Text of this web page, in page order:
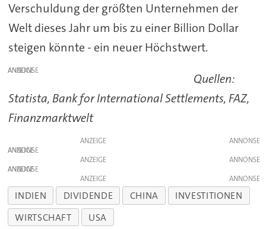
Verschuldung der größten Unternehmen der
Welt dieses Jahr um bis zu einer Billion Dollar
steigen könnte - ein neuer Höchstwert.
ANZEIGE
Quellen:
Statista, Bank for International Settlements, FAZ,
Finanzmarktwelt
ANZEIGE
ANZEIGE
ANZEIGE
ANZEIGE
ANZEIGE
INDIEN DIVIDENDE CHINA
INVESTITIONEN
WIRTSCHAFT
USA